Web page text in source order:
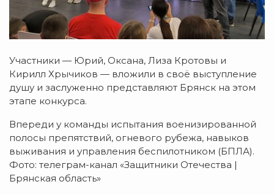
Участники — Юрий, Оксана, Лиза Кротовы и
Кирилл Хрычиков — вложили в своё выступление
душу и заслуженно представляют Брянск на этом
этапе конкурса.
Впереди у команды испытания военизированной
полосы препятствий, огневого рубежа, навыков
выживания и управления беспилотником (БПЛА).
Фото: телеграм-канал «Защитники Отечества |
Брянская область»